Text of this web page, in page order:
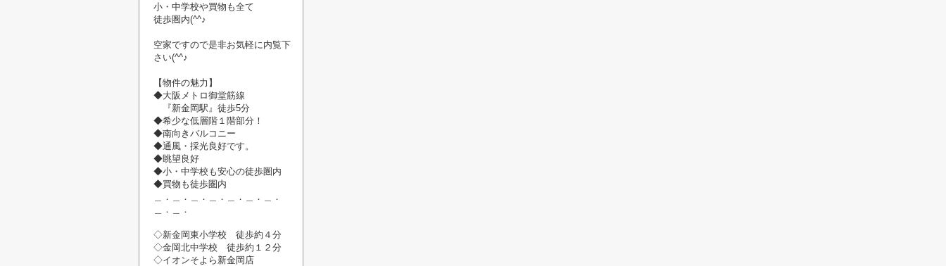
小・中学校や買物 も全て
徒歩圏内(^^♪
空家ですので是非お気軽に内覧下
さい(^^♪
【物件の魅力】
◆大阪メトロ御堂筋線
『新金岡駅』 徒歩5分
◆希少な低層階１階部分！
◆南向きバルコニー
◆通風・ 採光良好です。
◆眺望良好
◆小・中学校も安心の徒歩圏内
◆買物も徒歩圏内
＿．＿．＿．＿．＿．＿．＿．
＿．＿．
◇新金岡東小学校 徒歩約４分
◇金岡北中学校 徒歩約１２分
◇イオンそよら新金岡店